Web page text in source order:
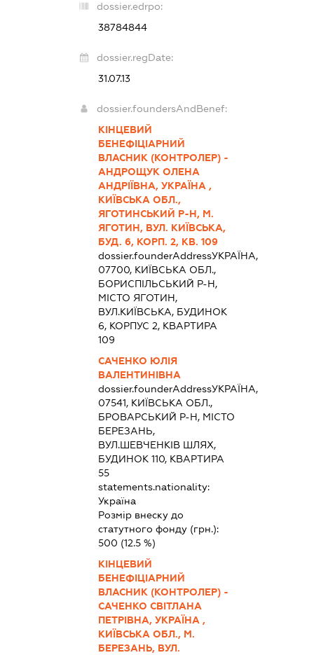
dossier.edrpo:
38784844
dossier.regDate:
31.07.13
dossier.foundersAndBenef:
КІНЦЕВИЙ
БЕНЕФІЦІАРНИЙ
ВЛАСНИК (КОНТРОЛЕР) -
АНДРОЩУК ОЛЕНА
АНДРІЇВНА, УКРАЇНА ,
КИЇВСЬКА ОБЛ.,
ЯГОТИНСЬКИЙ Р-Н, М.
ЯГОТИН, ВУЛ. КИЇВСЬКА,
БУД. 6, КОРП. 2, КВ. 109
dossier.founderAddressУКРАЇНА,
07700, КИЇВСЬКА ОБЛ.,
БОРИСПІЛЬСЬКИЙ Р-Н,
МІСТО ЯГОТИН,
ВУЛ.КИЇВСЬКА, БУДИНОК
6, КОРПУС 2, КВАРТИРА
109
САЧЕНКО ЮЛІЯ
ВАЛЕНТИНІВНА
dossier.founderAddressУКРАЇНА,
07541, КИЇВСЬКА ОБЛ.,
БРОВАРСЬКИЙ Р-Н, МІСТО
БЕРЕЗАНЬ,
ВУЛ.ШЕВЧЕНКІВ ШЛЯХ,
БУДИНОК 110, КВАРТИРА
55
statements.nationality:
Україна
Розмір внеску до
статутного фонду (грн.):
500 (12.5 %)
КІНЦЕВИЙ
БЕНЕФІЦІАРНИЙ
ВЛАСНИК (КОНТРОЛЕР) -
САЧЕНКО СВІТЛАНА
ПЕТРІВНА, УКРАЇНА ,
КИЇВСЬКА ОБЛ., М.
БЕРЕЗАНЬ, ВУЛ.